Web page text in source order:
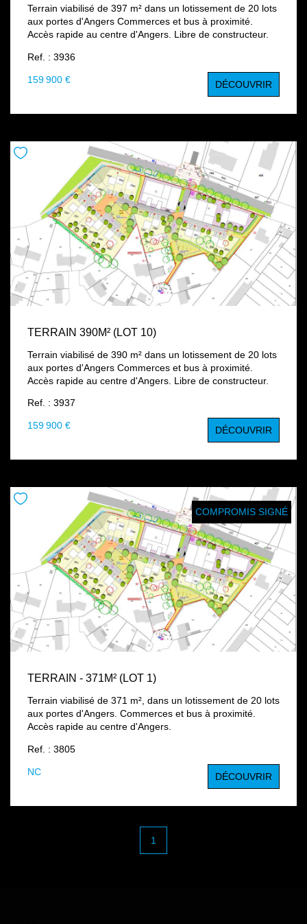
Terrain viabilisé de 397 m² dans un lotissement de 20 lots
aux portes d'Angers Commerces et bus à proximité.
Accès rapide au centre d'Angers. Libre de constructeur.
Ref. : 3936
159 900 € DÉCOUVRIR
TERRAIN 390M² (LOT 10)
Terrain viabilisé de 390 m² dans un lotissement de 20 lots
aux portes d'Angers Commerces et bus à proximité.
Accès rapide au centre d'Angers. Libre de constructeur.
Ref. : 3937
159 900 € DÉCOUVRIR
COMPROMIS SIGNÉ
TERRAIN - 371M² (LOT 1)
Terrain viabilisé de 371 m², dans un lotissement de 20 lots
aux portes d'Angers. Commerces et bus à proximité.
Accès rapide au centre d'Angers.
Ref. : 3805
NC DÉCOUVRIR
1